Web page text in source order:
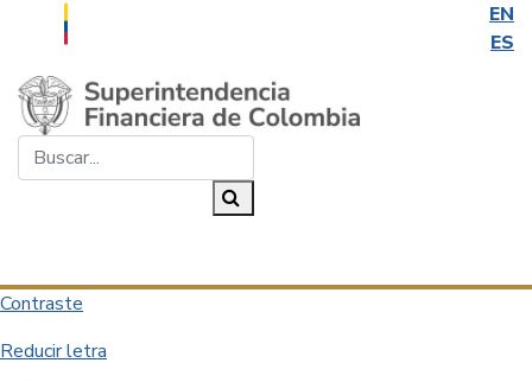
EN
ES
Saltar al contenido principal
Contraste
Reducir letra